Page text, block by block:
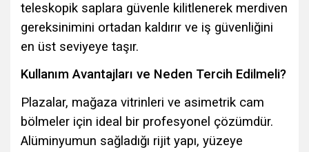
teleskopik saplara güvenle kilitlenerek merdiven
gereksinimini ortadan kaldırır ve iş güvenliğini
en üst seviyeye taşır.
Kullanım Avantajları ve Neden Tercih Edilmeli?
Plazalar, mağaza vitrinleri ve asimetrik cam
bölmeler için ideal bir profesyonel çözümdür.
Alüminyumun sağladığı rijit yapı, yüzeye